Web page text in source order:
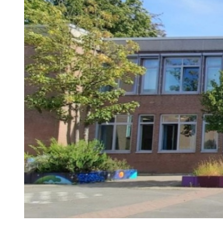
Wahlpflichtfächer
Langzeitpraktikum
Wettbewerbe
Herkunftssprachlicher
Unterricht
Methoden-/
Medienkonzept